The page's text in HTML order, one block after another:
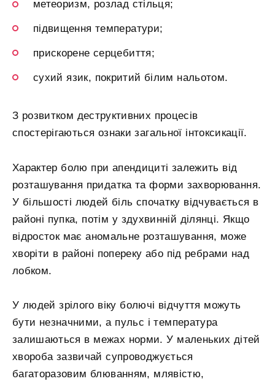
метеоризм, розлад стільця;
підвищення температури;
прискорене серцебиття;
сухий язик, покритий білим нальотом.
З розвитком деструктивних процесів
спостерігаються ознаки загальної інтоксикації.
Характер болю при апендициті залежить від
розташування придатка та форми захворювання.
У більшості людей біль спочатку відчувається в
районі пупка, потім у здухвинній ділянці. Якщо
відросток має аномальне розташування, може
хворіти в районі попереку або під ребрами над
лобком.
У людей зрілого віку болючі відчуття можуть
бути незначними, а пульс і температура
залишаються в межах норми. У маленьких дітей
хвороба зазвичай супроводжується
багаторазовим блюванням, млявістю,